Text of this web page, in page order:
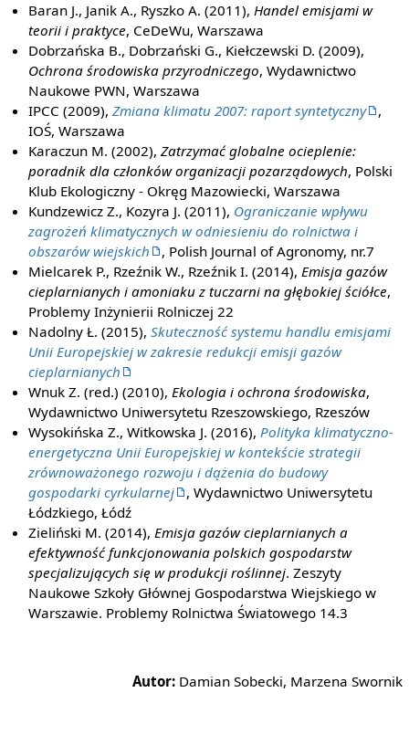
Baran J., Janik A., Ryszko A. (2011),Handel emisjami w
teorii i praktyce, CeDeWu, Warszawa
Dobrzańska B., Dobrzański G., Kiełczewski D. (2009),
Ochrona środowiska przyrodniczego, Wydawnictwo
Naukowe PWN, Warszawa
IPCC (2009),Zmiana klimatu 2007: raport syntetyczny
,
IOŚ, Warszawa
Karaczun M. (2002),Zatrzymać globalne ocieplenie:
poradnik dla członków organizacji pozarządowych, Polski
Klub Ekologiczny - Okręg Mazowiecki, Warszawa
Kundzewicz Z., Kozyra J. (2011), Ograniczanie wpływu
zagrożeń klimatycznych w odniesieniu do rolnictwa i
obszarów wiejskich
, Polish Journal of Agronomy, nr.7
Mielcarek P., Rzeźnik W., Rzeźnik I. (2014),Emisja gazów
cieplarnianych i amoniaku z tuczarni na głębokiej ściółce,
Problemy Inżynierii Rolniczej 22
Nadolny Ł. (2015),Skuteczność systemu handlu emisjami
Unii Europejskiej w zakresie redukcji emisji gazów
cieplarnianych
Wnuk Z. (red.) (2010),Ekologia i ochrona środowiska,
Wydawnictwo Uniwersytetu Rzeszowskiego, Rzeszów
Wysokińska Z., Witkowska J. (2016),Polityka klimatyczno-
energetyczna Unii Europejskiej w kontekście strategii
zrównoważonego rozwoju i dążenia do budowy
gospodarki cyrkularnej
, Wydawnictwo Uniwersytetu
Łódzkiego, Łódź
Zieliński M. (2014),Emisja gazów cieplarnianych a
efektywność funkcjonowania polskich gospodarstw
specjalizujących się w produkcji roślinnej. Zeszyty
Naukowe Szkoły Głównej Gospodarstwa Wiejskiego w
Warszawie. Problemy Rolnictwa Światowego 14.3
Autor: Damian Sobecki, Marzena Swornik